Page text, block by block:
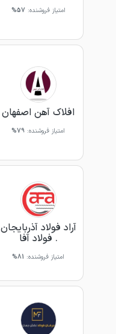
امتیاز فروشنده: 57%
افلاک آهن اصفهان
امتیاز فروشنده: 79%
آراد فولاد آذربایجان
. فولاد آفا
امتیاز فروشنده: 81%